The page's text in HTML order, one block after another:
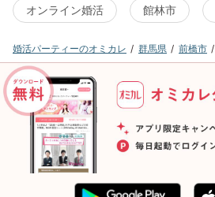
オンライン婚活 館林市
婚活パーティーのオミカレ 群馬県 前橋市